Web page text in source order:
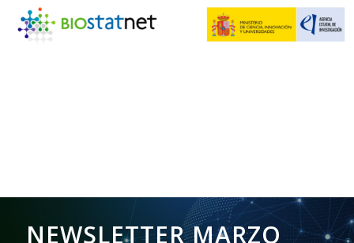
NEWSLETTER MARZO